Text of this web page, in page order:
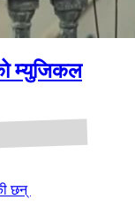
म्युजिकल
छन्